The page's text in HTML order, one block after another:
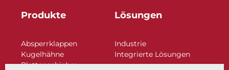
Produkte
Absperrklappen
Kugelhähne
Plattenschieber
Lösungen
Industrie
Integrierte Lösungen